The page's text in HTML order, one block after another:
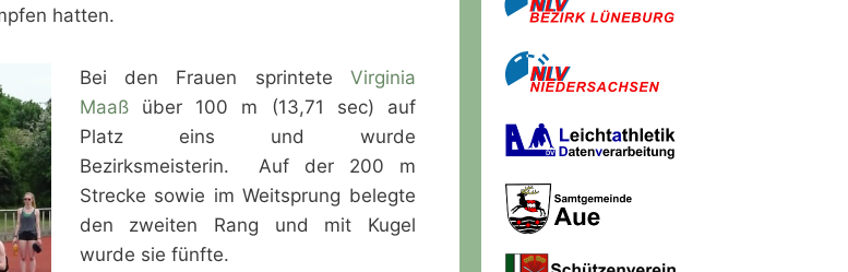
hatten.
Bei den Frauen sprintete Virginia
Maaßüber 100 m (13,71 sec) auf
Platz eins und wurde
Bezirksmeisterin. Auf der 200 m
Strecke sowie im Weitsprung belegte
den zweiten Rang und mit Kugel
wurde sie fünfte.